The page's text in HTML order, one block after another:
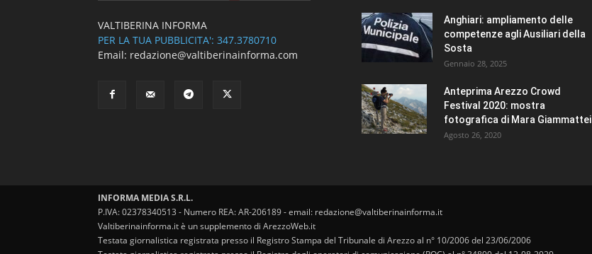
VALTIBERINA INFORMA
PER LA TUA PUBBLICITA': 347.3780710
Email: redazione@valtiberinainforma.com
Anghiari: ampliamento delle
competenze agli Ausiliari della
Sosta
Gennaio 28, 2025
Anteprima Arezzo Crowd
Festival 2020: mostra
fotografica di Mara Giammattei
Agosto 26, 2020
INFORMA MEDIA S.R.L.
P.IVA: 02378340513 - Numero REA: AR-206189 - email: redazione@valtiberinainforma.it
Valtiberinainforma.it è un supplemento di ArezzoWeb.it
Testata giornalistica registrata presso il Registro Stampa del Tribunale di Arezzo al n° 10/2006 del 23/06/2006